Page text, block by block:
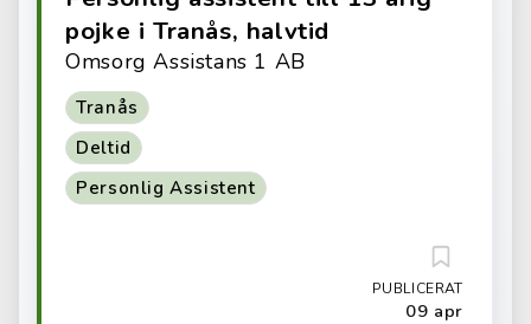
pojke i Tranås, halvtid
Omsorg Assistans 1 AB
Tranås
Deltid
Personlig Assistent
PUBLICERAT
09 apr